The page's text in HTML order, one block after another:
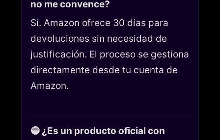
no me convence?
Sí. Amazon ofrece 30 días para
devoluciones sin necesidad de
justificación. El proceso se gestiona
directamente desde tu cuenta de
Amazon.
🔵 ¿Es un producto oficial con